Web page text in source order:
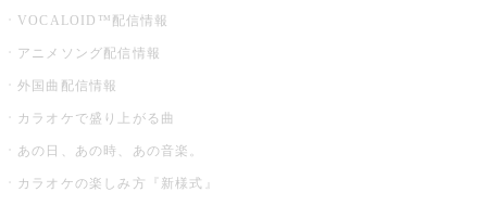
VOCALOID™配信情報
アニメソング配信情報
外国曲配信情報
カラオケで盛り上がる曲
あの日、あの時、あの音楽。
カラオケの楽しみ方『新様式』